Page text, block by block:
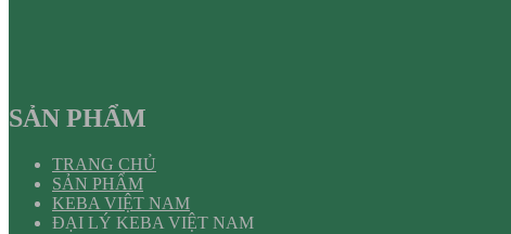
SẢN PHẨM
TRANG CHỦ
SẢN PHẨM
KEBA VIỆT NAM
ĐẠI LÝ KEBA VIỆT NAM